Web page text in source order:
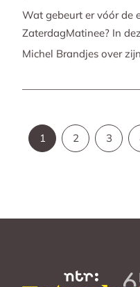
Wat gebeurt er vóór de
ZaterdagMatinee? In
Michel Brandjes over
1 2 3